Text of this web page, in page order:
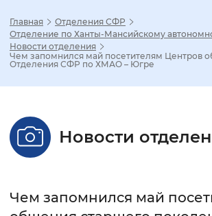
Настройка режима
Стандартный
Без засечек С
Главная
Отделения СФР
Отделение по Ханты-Мансийскому
Новости отделения
Чем запомнился май посетителям Центров
Отделения СФР по ХМАО – Югре
Новости
Чем запомнился май